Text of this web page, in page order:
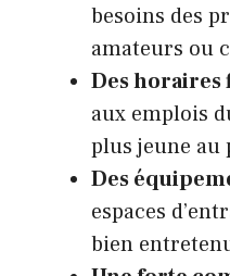
besoins des
amateurs ou
Des horaires
aux emplois
plus jeune au
Des
espaces
bien